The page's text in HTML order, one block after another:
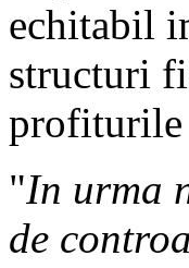
echitabil
structuri
profiturile
"In urma
de